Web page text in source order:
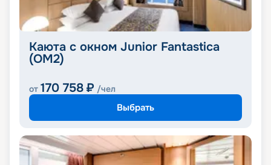
Каюта с окном Junior Fantastica
(OM2)
от 170 758 ₽ /чел
Выбрать